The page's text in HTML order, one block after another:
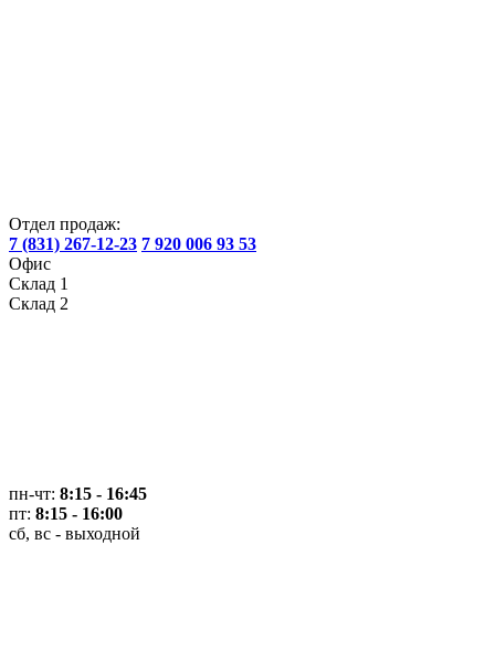
Отдел продаж:
7 (831) 267-12-23 7 920 006 93 53
Офис
Склад 1
Склад 2
пн-чт: 8:15 - 16:45
пт: 8:15 - 16:00
сб, вс - выходной